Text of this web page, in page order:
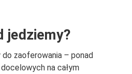
jedziemy?
do zaoferowania – ponad
na całym